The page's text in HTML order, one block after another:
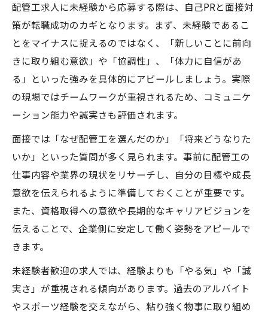
配管工求人に未経験から応募する際は、自己PRと面接対
策が転職成功のカギとなります。まず、未経験であるこ
とをマイナスに捉えるのではなく、「新しいことに前向
きに取り組む意欲」や「協調性」、「体力に自信があ
る」といった強みを具体的にアピールしましょう。実際
の現場ではチームワークが重視されるため、コミュニケ
ーション能力や誠実さも評価されます。
面接では「なぜ配管工を選んだのか」「将来どうなりた
いか」といった質問が多く見られます。事前に配管工の
仕事内容や業界の現状をリサーチし、自分の目標や成長
意欲を伝えられるように準備しておくことが重要です。
また、資格取得への意欲や長期的なキャリアビジョンを
伝えることで、企業側に安定して働く姿勢をアピールで
きます。
未経験者歓迎の求人では、経験よりも「やる気」や「誠
実さ」が重視される傾向があります。過去のアルバイト
やスポーツ経験を交えながら、粘り強く物事に取り組め